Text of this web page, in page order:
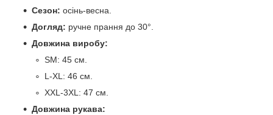
Сезон: осінь-весна.
Догляд: ручне прання до 30°.
Довжина виробу:
SM: 45 см.
L-XL: 46 см.
XXL-3XL: 47 см.
Довжина рукава: